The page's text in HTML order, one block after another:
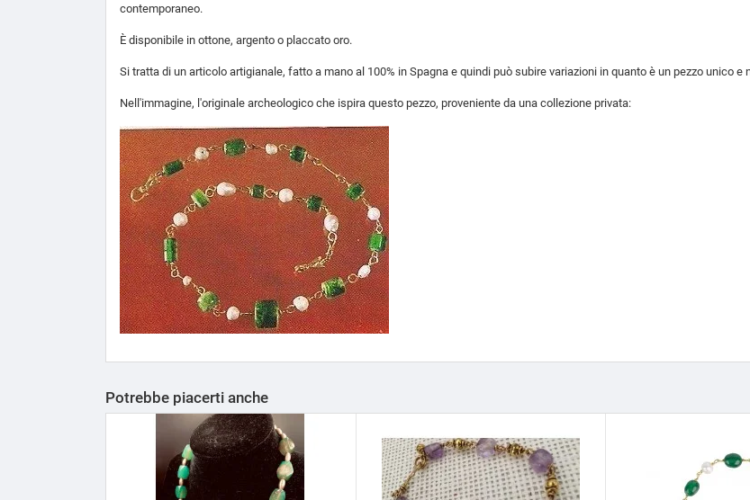
contemporaneo.
È disponibile in ottone, argento o placcato oro.
Si tratta di un articolo artigianale, fatto a mano al 100% in Spagna e quindi può subire variazioni in quanto è un pezzo unico e
Nell'immagine, l'originale archeologico che ispira questo pezzo, proveniente da una collezione privata:
Potrebbe piacerti anche